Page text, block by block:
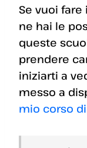
Se vuoi
ne hai le
queste
prendere
iniziarti a
messo a
mio corso